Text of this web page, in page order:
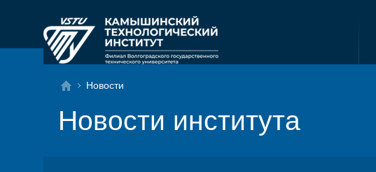
Новости
Новости института